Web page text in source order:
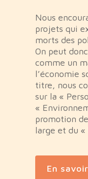
Nous
projets qui
morts des
On peut
comme un
l’économie
titre, nous
sur la «
«
promotion
large et du
En